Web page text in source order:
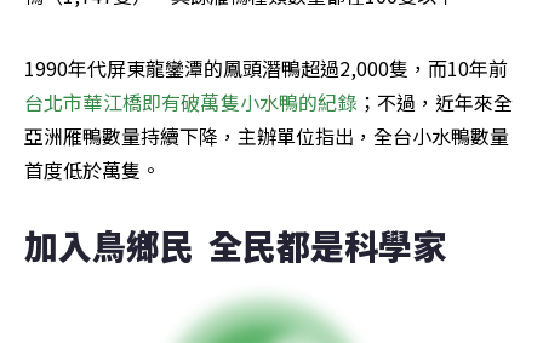
1990年代屏東龍鑾潭的鳳頭潛鴨超過2,000隻，而10年前
台北市華江橋即有破萬隻小水鴨的紀錄；不過，近年來全
亞洲雁鴨數量持續下降，主辦單位指出，全台小水鴨數量
首度低於萬隻。
加入鳥鄉民  全民都是科學家